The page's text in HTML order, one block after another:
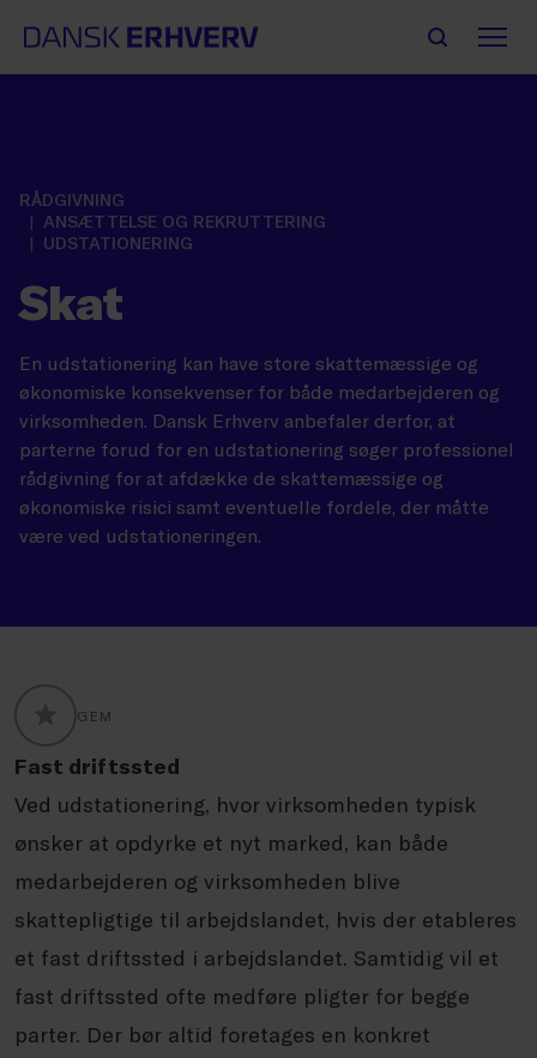
RÅDGIVNING
ANSÆTTELSE OG REKRUTTERING
UDSTATIONERING
Skat
En udstationering kan have store skattemæssige og
økonomiske konsekvenser for både medarbejderen og
virksomheden. Dansk Erhverv anbefaler derfor, at
parterne forud for en udstationering søger professionel
rådgivning for at afdække de skattemæssige og
økonomiske risici samt eventuelle fordele, der måtte
være ved udstationeringen.
GEM
Fast driftssted
Ved udstationering, hvor virksomheden typisk
ønsker at opdyrke et nyt marked, kan både
medarbejderen og virksomheden blive
skattepligtige til arbejdslandet, hvis der etableres
et fast driftssted i arbejdslandet. Samtidig vil et
fast driftssted ofte medføre pligter for begge
parter. Der bør altid foretages en konkret